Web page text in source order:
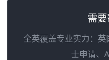
需
全英覆盖专业实力：
士申请、